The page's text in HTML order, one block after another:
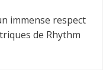
immense respect
de Rhythm